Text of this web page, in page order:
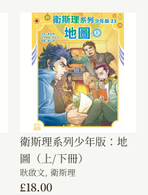
衛斯理系列少年版：地
圖（上/下冊）
耿啟文, 衛斯理
£18.00